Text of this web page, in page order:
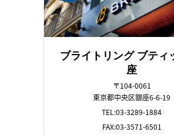
ブライトリング ブティ
座
〒104-0061
東京都中央区銀座6-6-19
TEL:03-3289-1884
FAX:03-3571-6501